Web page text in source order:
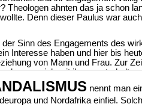
nennt man
und Nordafrika einfiel.